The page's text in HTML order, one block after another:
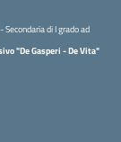
di I grado ad
"De Gasperi - De Vita"